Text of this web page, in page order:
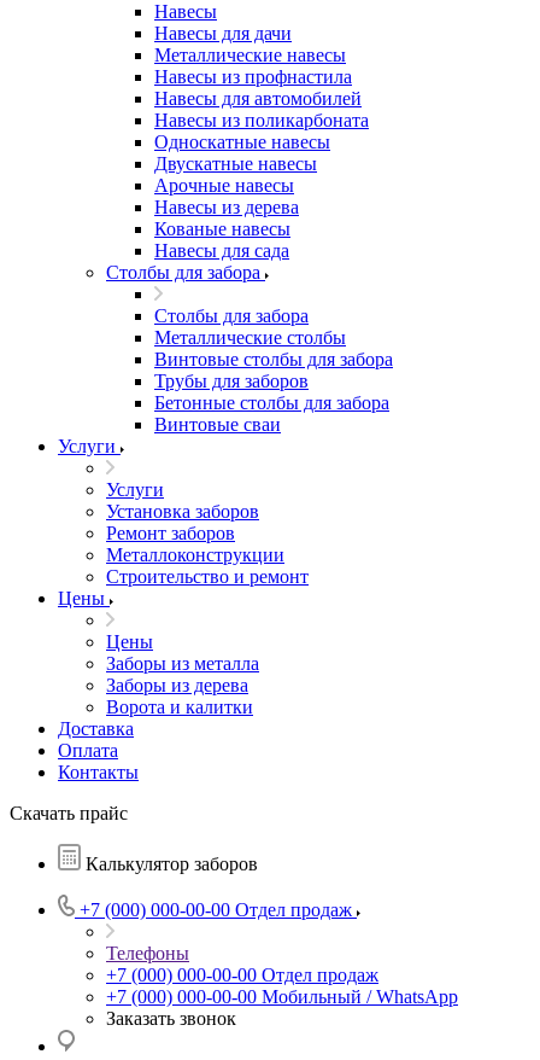
Навесы
Навесы для дачи
Металлические навесы
Навесы из профнастила
Навесы для автомобилей
Навесы из поликарбоната
Односкатные навесы
Двускатные навесы
Арочные навесы
Навесы из дерева
Кованые навесы
Навесы для сада
Столбы для забора
Столбы для забора
Металлические столбы
Винтовые столбы для забора
Трубы для заборов
Бетонные столбы для забора
Винтовые сваи
Услуги
Услуги
Установка заборов
Ремонт заборов
Металлоконструкции
Строительство и ремонт
Цены
Цены
Заборы из металла
Заборы из дерева
Ворота и калитки
Доставка
Оплата
Контакты
Скачать прайс
Калькулятор заборов
+7 (000) 000-00-00 Отдел продаж
Телефоны
+7 (000) 000-00-00 Отдел продаж
+7 (000) 000-00-00 Мобильный / WhatsApp
Заказать звонок